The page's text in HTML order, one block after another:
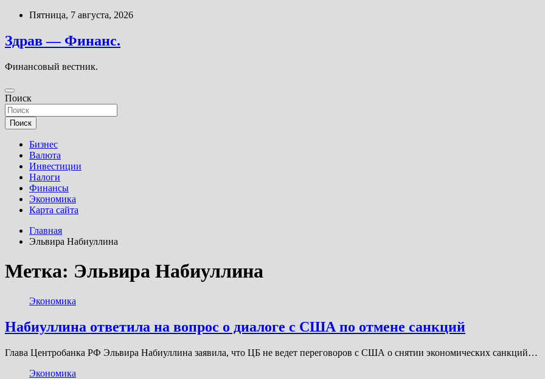
Перейти
содержимому
Пятница, 7 августа, 2026
Здрав — Финанс.
Финансовый вестник.
Поиск
Поиск
Бизнес
Валюта
Инвестиции
Налоги
Финансы
Экономика
Карта сайта
Главная
Эльвира Набиуллина
Метка: Эльвира Набиуллина
Экономика
Набиуллина ответила на вопрос о диалоге с США по отмене санкций
Глава Центробанка РФ Эльвира Набиуллина заявила, что ЦБ не ведет переговоров с США о снятии экономических санкций…
Экономика